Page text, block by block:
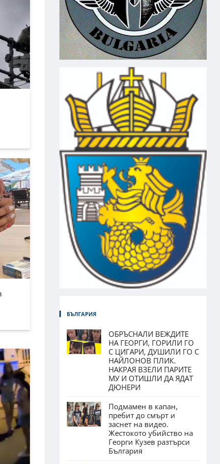
БЪЛГАРИЯ
ОБРЪСНАЛИ ВЕЖДИТЕ
НА ГЕОРГИ, ГОРИЛИ ГО
С ЦИГАРИ, ДУШИЛИ ГО С
НАЙЛОНОВ ПЛИК.
НАКРАЯ ВЗЕЛИ ПАРИТЕ
МУ И ОТИШЛИ ДА ЯДАТ
ДЮНЕРИ
Подмамен в капан,
пребит до смърт и
заснет на видео.
Жестокото убийство на
Георги Кузев разтърси
България